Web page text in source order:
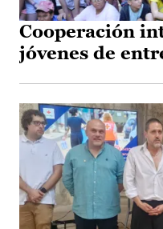
Cooperación
jóvenes de